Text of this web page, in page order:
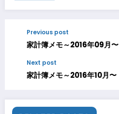
Previous post
家計簿メモ～2016年09月〜
Next post
家計簿メモ～2016年10月〜